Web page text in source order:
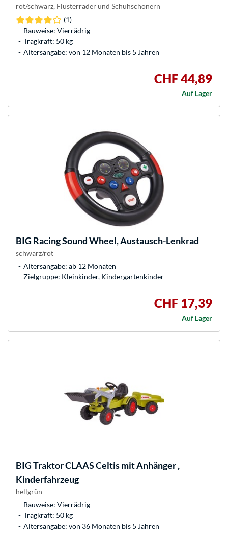
rot/schwarz, Flüsterräder und Schuhschonern
(1)
Bauweise: Vierrädrig
Tragkraft: 50 kg
Altersangabe: von 12 Monaten bis 5 Jahren
CHF 44,89
Auf Lager
BIG Racing Sound Wheel, Austausch-Lenkrad
schwarz/rot
Altersangabe: ab 12 Monaten
Zielgruppe: Kleinkinder, Kindergartenkinder
CHF 17,39
Auf Lager
BIGTraktor CLAAS Celtis mit Anhänger ,
Kinderfahrzeug
hellgrün
Bauweise: Vierrädrig
Tragkraft: 50 kg
Altersangabe: von 36 Monaten bis 5 Jahren